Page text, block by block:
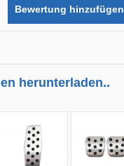
Bewertung hinzufügen
herunterladen..